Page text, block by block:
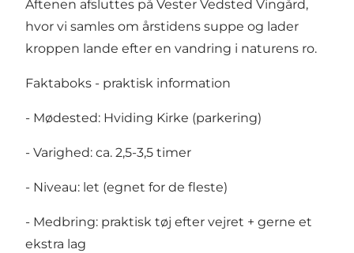
Aftenen afsluttes på Vester Vedsted Vingård,
hvor vi samles om årstidens suppe og lader
kroppen lande efter en vandring i naturens ro.
Faktaboks - praktisk information
- Mødested: Hviding Kirke (parkering)
- Varighed: ca. 2,5-3,5 timer
- Niveau: let (egnet for de fleste)
- Medbring: praktisk tøj efter vejret + gerne et
ekstra lag